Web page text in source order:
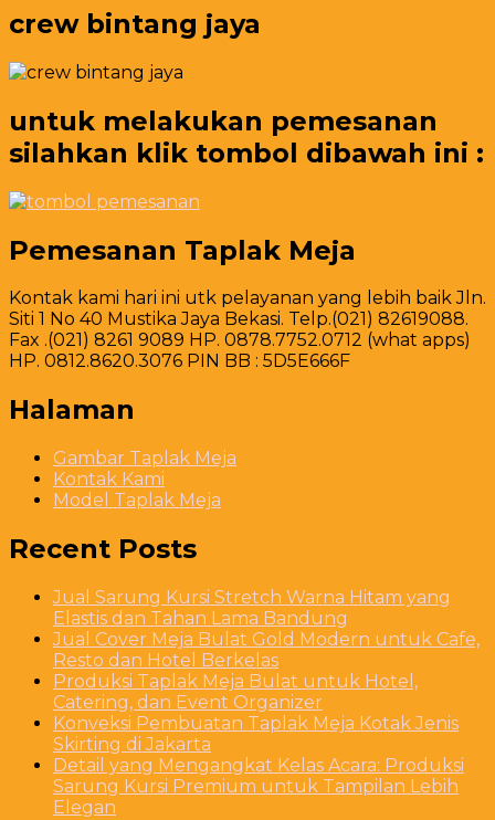
crew bintang jaya
untuk melakukan pemesanan
silahkan klik tombol dibawah ini :
Pemesanan Taplak Meja
Kontak kami hari ini utk pelayanan yang lebih baik Jln.
Siti 1 No 40 Mustika Jaya Bekasi. Telp.(021) 82619088.
Fax .(021) 8261 9089 HP. 0878.7752.0712 (what apps)
HP. 0812.8620.3076 PIN BB : 5D5E666F
Halaman
Gambar Taplak Meja
Kontak Kami
Model Taplak Meja
Recent Posts
Jual Sarung Kursi Stretch Warna Hitam yang
Elastis dan Tahan Lama Bandung
Jual Cover Meja Bulat Gold Modern untuk Cafe,
Resto dan Hotel Berkelas
Produksi Taplak Meja Bulat untuk Hotel,
Catering, dan Event Organizer
Konveksi Pembuatan Taplak Meja Kotak Jenis
Skirting di Jakarta
Detail yang Mengangkat Kelas Acara: Produksi
Sarung Kursi Premium untuk Tampilan Lebih
Elegan